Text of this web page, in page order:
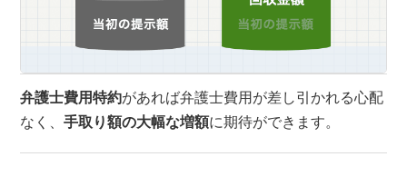
弁護士費用特約があれば弁護士費用が差し引かれる心配
なく、手取り額の大幅な増額に期待ができます。